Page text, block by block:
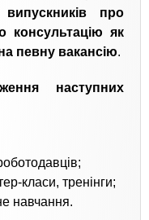
про
консультацію як
певну вакансію.
наступних
класи, тренінги;
навчання.